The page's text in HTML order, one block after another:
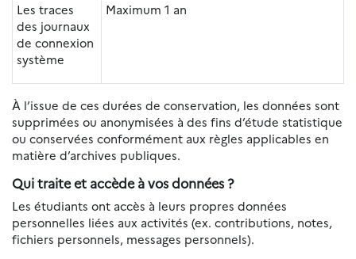
Les traces
des journaux
de connexion
système
Maximum 1 an
À l’issue de ces durées de conservation, les données sont
supprimées ou anonymisées à des fins d’étude statistique
ou conservées conformément aux règles applicables en
matière d’archives publiques.
Qui traite et accède à vos données ?
Les étudiants ont accès à leurs propres données
personnelles liées aux activités (ex. contributions, notes,
fichiers personnels, messages personnels).